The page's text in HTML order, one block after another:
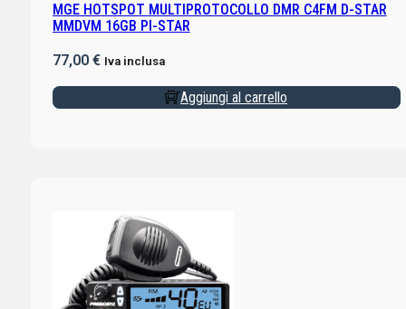
MGE HOTSPOT MULTIPROTOCOLLO DMR C4FM D-STAR
MMDVM 16GB PI-STAR
77,00 € Iva inclusa
Aggiungi al carrello